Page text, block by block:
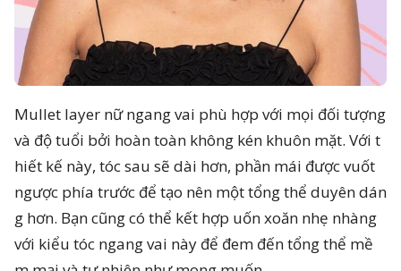
Mullet layer nữ ngang vai phù hợp với mọi đối tượng
và độ tuổi bởi hoàn toàn không kén khuôn mặt. Với t
hiết kế này, tóc sau sẽ dài hơn, phần mái được vuốt
ngược phía trước để tạo nên một tổng thể duyên dán
g hơn. Bạn cũng có thể kết hợp uốn xoăn nhẹ nhàng
với kiểu tóc ngang vai này để đem đến tổng thể mề